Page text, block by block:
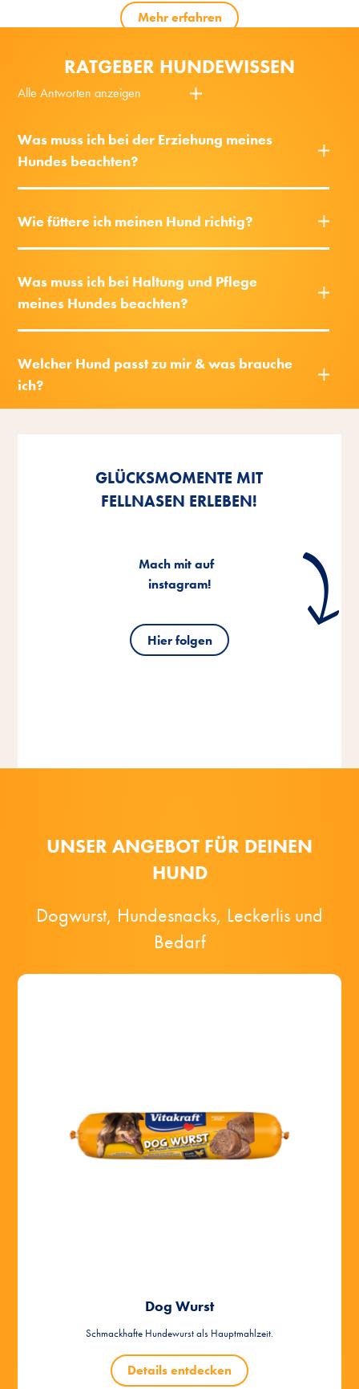
Mehr erfahren
RATGEBER HUNDEWISSEN
Alle Antworten anzeigen
Was muss ich bei der Erziehung meines
Hundes beachten?
Wie füttere ich meinen Hund richtig?
Was muss ich bei Haltung und Pflege
meines Hundes beachten?
Welcher Hund passt zu mir & was brauche
ich?
GLÜCKSMOMENTE MIT
FELLNASEN ERLEBEN!
Mach mit auf
instagram!
Hier folgen
UNSER ANGEBOT FÜR DEINEN
HUND
Dogwurst, Hundesnacks, Leckerlis und
Bedarf